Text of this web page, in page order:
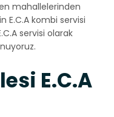
mahallelerinden
E.C.A kombi servisi
servisi olarak
E.C.A